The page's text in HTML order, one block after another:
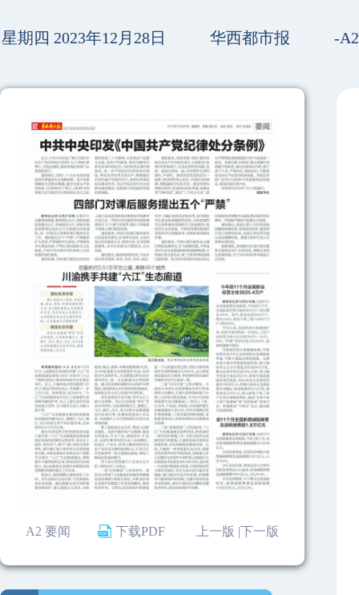
星期四 2023年12月28日 华西都市报 -
A2 要闻 下载PDF 下一版
上一版 |